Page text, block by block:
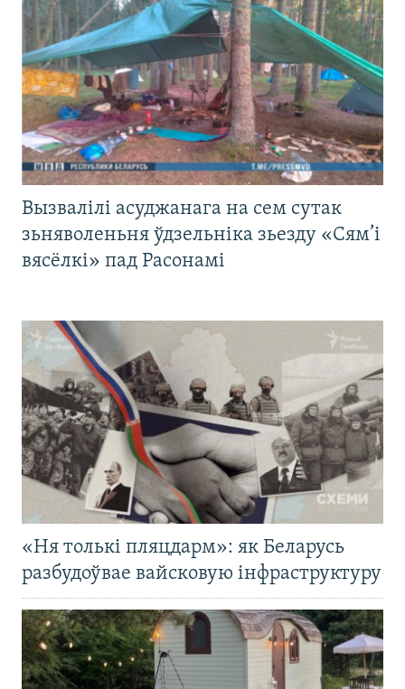
Вызвалілі асуджанага на сем сутак
зьняволеньня ўдзельніка зьезду «Сям’і
вясёлкі» пад Расонамі
«Ня толькі пляцдарм»: як Беларусь
разбудоўвае вайсковую інфраструктуру